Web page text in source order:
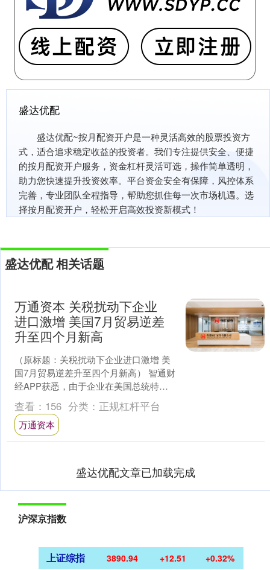
盛达优配
盛达优配~按月配资开户是一种灵活高效的股票投资方
式，适合追求稳定收益的投资者。我们专注提供安全、便捷
的按月配资开户服务，资金杠杆灵活可选，操作简单透明，
助力您快速提升投资效率。平台资金安全有保障，风控体系
完善，专业团队全程指导，帮助您抓住每一次市场机遇。选
择按月配资开户，轻松开启高效投资新模式！
盛达优配 相关话题
万通资本 关税扰动下企业
进口激增 美国7月贸易逆差
升至四个月新高
（原标题：关税扰动下企业进口激增 美
国7月贸易逆差升至四个月新高） 智通财
经APP获悉，由于企业在美国总统特朗
普公布对全球贸易伙伴的新关税之前争
相进口商品和原材....
查看： 156 分类： 正规杠杆平台
万通资本
盛达优配文章已加载完成
沪深京指数
上证综指 3890.94 +12.51 +0.32%